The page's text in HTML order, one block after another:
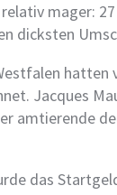
mager:
dicksten
Jacques
amtierende
das